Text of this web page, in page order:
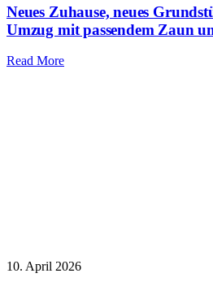
Neues Zuhause, neues
Umzug mit passendem Zaun
Read More
10. April 2026